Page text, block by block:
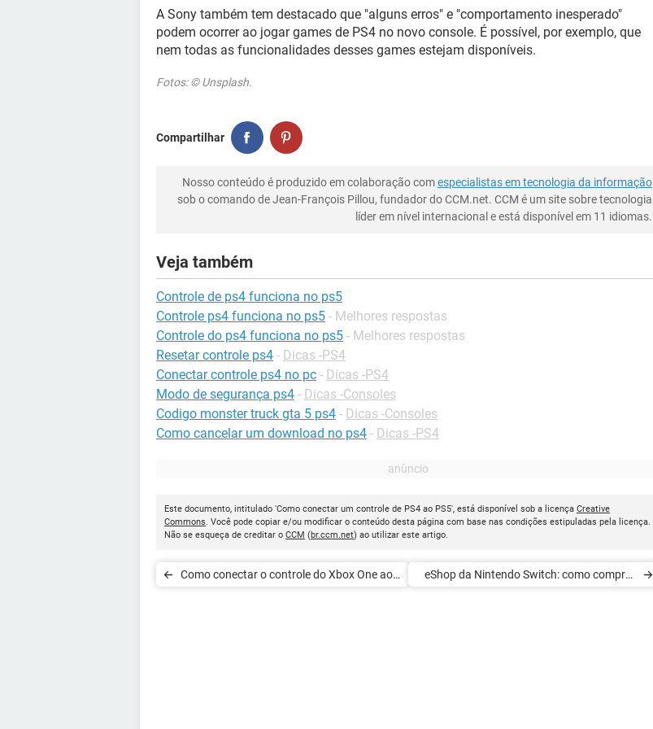
A Sony também tem destacado que "alguns erros" e "comportamento inesperado"
podem ocorrer ao jogar games de PS4 no novo console. É possível, por exemplo, que
nem todas as funcionalidades desses games estejam disponíveis.
Fotos: © Unsplash.
Compartilhar
Nosso conteúdo é produzido em colaboração comespecialistas em tecnologia da informação
sob o comando de Jean-François Pillou, fundador do CCM.net. CCM é um site sobre tecnologia
líder em nível internacional e está disponível em 11 idiomas.
Veja também
Controle de ps4 funciona no ps5
Controle ps4 funciona no ps5 - Melhores respostas
Controle do ps4 funciona no ps5 - Melhores respostas
Resetar controle ps4 - Dicas -PS4
Conectar controle ps4 no pc - Dicas -PS4
Modo de segurança ps4 - Dicas -Consoles
Codigo monster truck gta 5 ps4 - Dicas -Consoles
Como cancelar um download no ps4 - Dicas -PS4
Este documento, intitulado 'Como conectar um controle de PS4 ao PS5', está disponível sob a licença Creative
Commons. Você pode copiar e/ou modificar o conteúdo desta página com base nas condições estipuladas pela licença.
Não se esqueça de creditar o CCM (br.ccm.net) ao utilizar este artigo.
Como conectar o controle do Xbox One ao
eShop da Nintendo Switch: como comprar